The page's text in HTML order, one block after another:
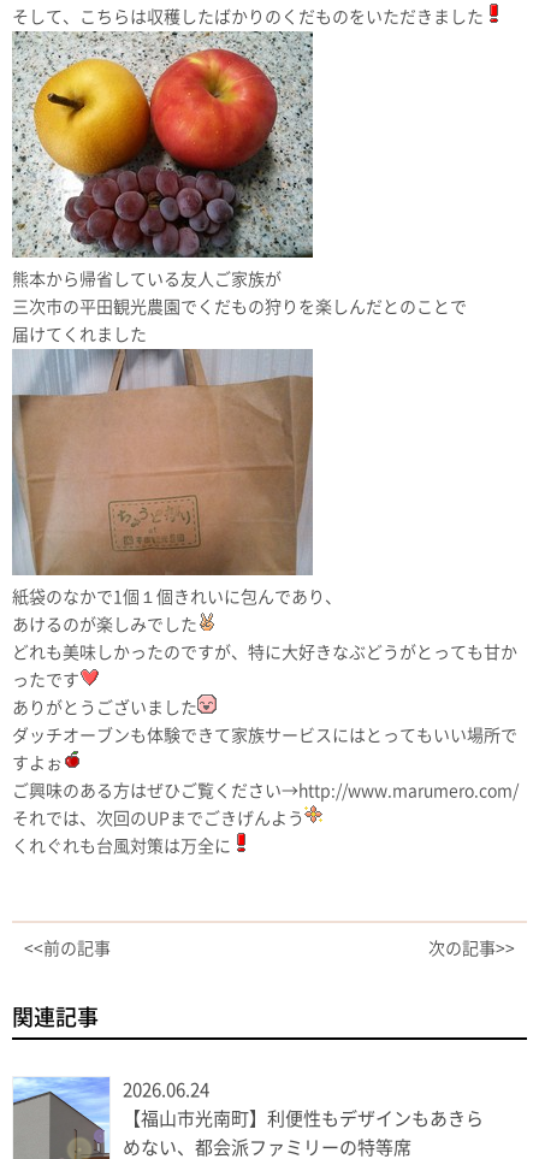
そして、こちらは収穫したばかりのくだものをいただきました
熊本から帰省している友人ご家族が
三次市の平田観光農園でくだもの狩りを楽しんだとのことで
届けてくれました
紙袋のなかで1個１個きれいに包んであり、
あけるのが楽しみでした
どれも美味しかったのですが、特に大好きなぶどうがとっても甘か
ったです
ありがとうございました
ダッチオーブンも体験できて家族サービスにはとってもいい場所で
すよぉ
ご興味のある方はぜひご覧ください→http://www.marumero.com/
それでは、次回のUPまでごきげんよう
くれぐれも台風対策は万全に
<<前の記事 次の記事>>
関連記事
2026.06.24
【福山市光南町】利便性もデザインもあきら
めない、都会派ファミリーの特等席